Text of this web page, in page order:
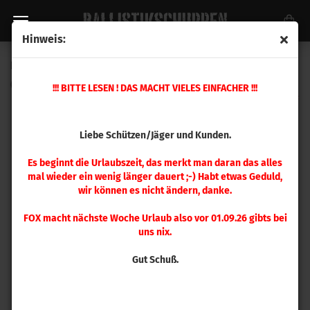
Hinweis:
!!! BITTE LESEN ! DAS MACHT VIELES EINFACHER !!!
Liebe Schützen/Jäger und Kunden.
Es beginnt die Urlaubszeit, das merkt man daran das alles
mal wieder ein wenig länger dauert ;-) Habt etwas Geduld,
wir können es nicht ändern, danke.
FOX macht nächste Woche Urlaub also vor 01.09.26 gibts bei
uns nix.
Gut Schuß.
392306)